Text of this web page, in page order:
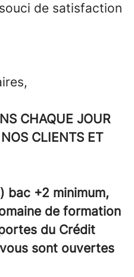
de satisfaction
CHAQUE JOUR
CLIENTS ET
bac +2 minimum,
de formation
du Crédit
sont ouvertes